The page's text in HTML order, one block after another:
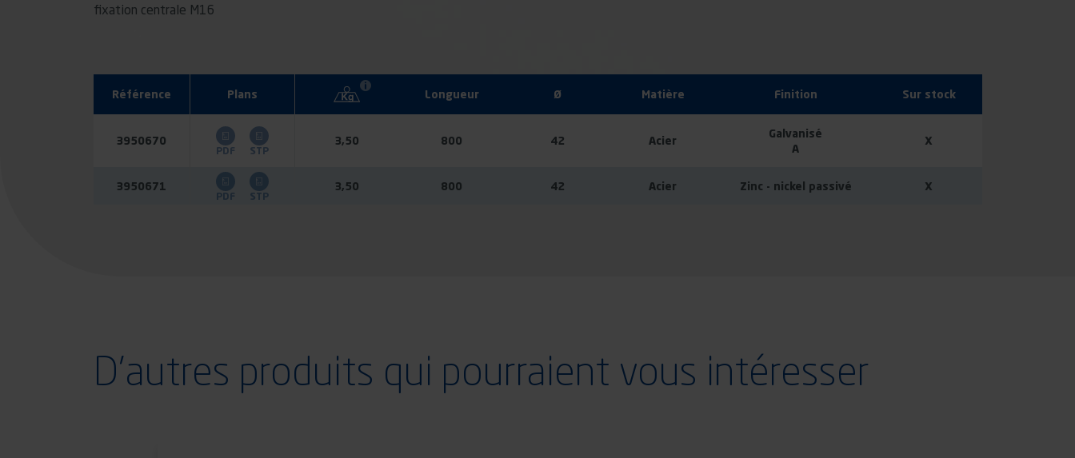
fixation centrale M16
Référence Plans Longueur Ø Matière Finition Sur stock
3950670
PDF STP
3,50 800 42 Acier
Galvanisé
A
X
3950671
PDF STP
3,50 800 42 Acier Zinc - nickel passivé X
D'autres produits qui pourraient vous intéresser